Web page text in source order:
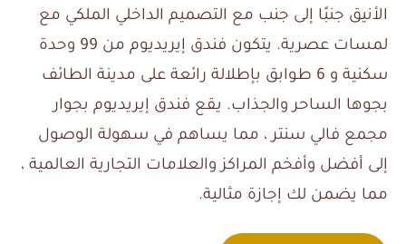
الأنيق جنبًا إلى جنب مع التصميم الداخلي الملكي مع
لمسات عصرية. يتكون فندق إيريديوم من 99 وحدة
سكنية و 6 طوابق بإطلالة رائعة على مدينة الطائف
بجوها الساحر والجذاب. يقع فندق إيريديوم بجوار
مجمع فالي سنتر ، مما يساهم في سهولة الوصول
إلى أفضل وأفخم المراكز والعلامات التجارية العالمية ،
مما يضمن لك إجازة مثالية.